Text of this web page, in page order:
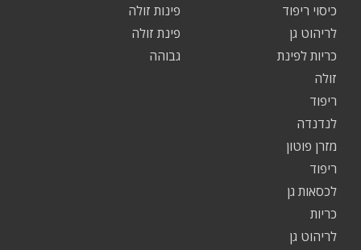
פינות זולה
פינת זולה
גבוהה
כיסוי ריפוד
לריהוט גן
כריות לפינת
זולה
ריפוד
לנדנדה
מזרן פוטון
ריפוד
לכסאות גן
כריות
לריהוט גן